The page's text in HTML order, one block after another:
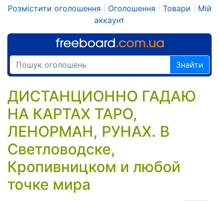
Розмістити оголошення Оголошення Товари
Мій
аккаунт
Знайти
ДИСТАНЦИОННО ГАДАЮ
НА КАРТАХ ТАРО,
ЛЕНОРМАН, РУНАХ. В
Светловодске,
Кропивницком и любой
точке мира